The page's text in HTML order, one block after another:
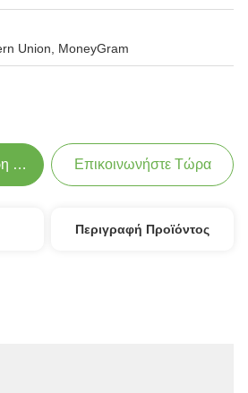
Union, MoneyGram
Τιμή Επικοινωνήστε Τώρα
Περιγραφή Προϊόντος